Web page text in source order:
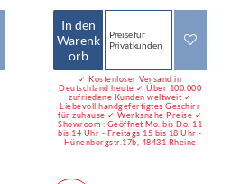
In den
Warenk
orb
Preise für
Privatkunden
✓ Kostenloser Versand in
Deutschland heute ✓ Über 100.000
zufriedene Kunden weltweit ✓
Liebevoll handgefertigtes Geschirr
für zuhause ✓ Werksnahe Preise ✓
Showroom : Geöffnet Mo. bis Do. 11
bis 14 Uhr - Freitags 15 bis 18 Uhr -
Hünenborgstr.17b, 48431 Rheine